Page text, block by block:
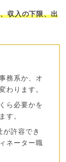
収入の下限、出
務系か、オ
わります。
ら必要かを
す。
が許容でき
ネーター職